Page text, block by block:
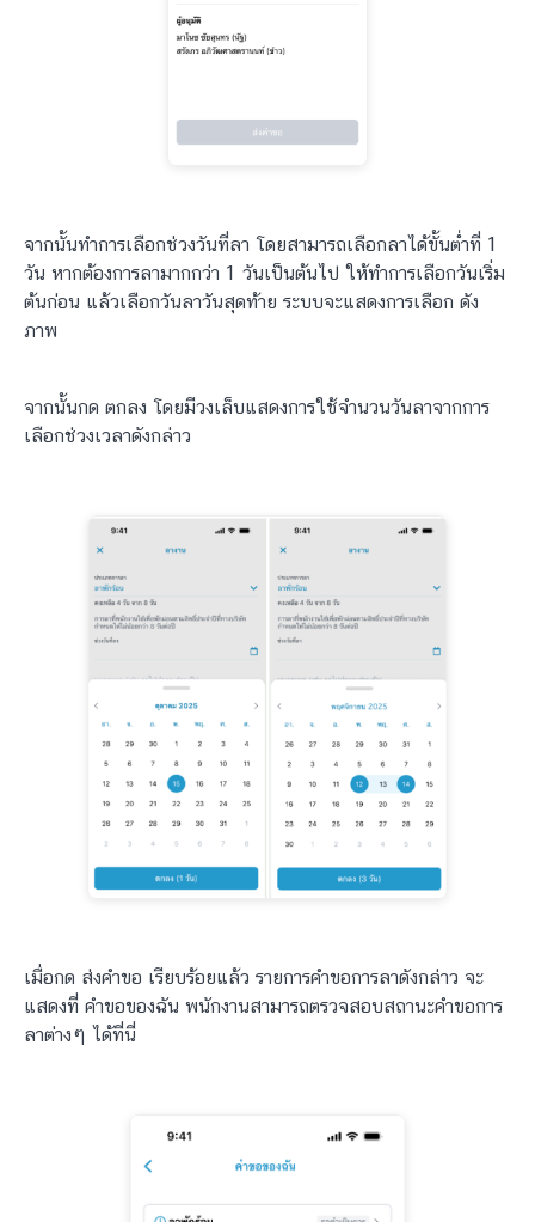
จากนั้นทำการเลือกช่วงวันที่ลา โดยสามารถเลือกลาได้ขั้นต่ำที่ 1
วัน หากต้องการลามากกว่า 1 วันเป็นต้นไป ให้ทำการเลือกวันเริ่ม
ต้นก่อน แล้วเลือกวันลาวันสุดท้าย ระบบจะแสดงการเลือก ดัง
ภาพ
จากนั้นกด ตกลง โดยมีวงเล็บแสดงการใช้จำนวนวันลาจากการ
เลือกช่วงเวลาดังกล่าว
เมื่อกด ส่งคำขอ เรียบร้อยแล้ว รายการคำขอการลาดังกล่าว จะ
แสดงที่ คำขอของฉัน พนักงานสามารถตรวจสอบสถานะคำขอการ
ลาต่างๆ ได้ที่นี่